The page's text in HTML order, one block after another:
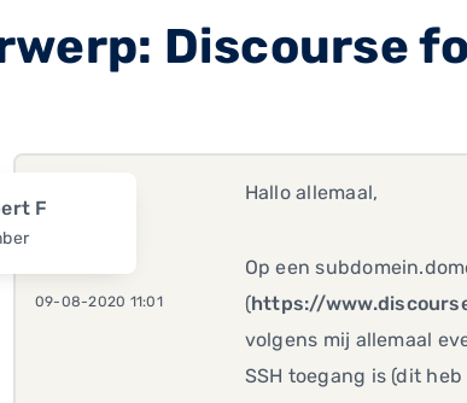
Discourse
F
09-08-2020 11:01
Hallo allemaal,
Op een
(https://
volgens mij allemaal
SSH toegang is (dit